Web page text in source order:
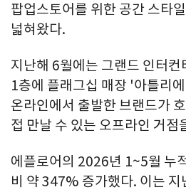
팝업스토어를 위한 공간 스타
넓혀왔다.
지난해 6월에는 그랜드 인터
1층에 플래그십 매장 '아틀리
온라인에서 출발한 브랜드가
접 만날 수 있는 오프라인 거점
에플로어의 2026년 1~5월 누
비 약 347% 증가했다. 이는 지